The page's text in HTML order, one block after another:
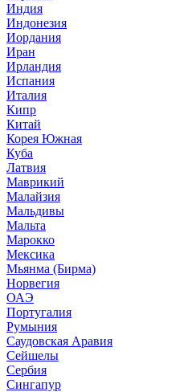
Индия
Индонезия
Иордания
Иран
Ирландия
Испания
Италия
Кипр
Китай
Корея Южная
Куба
Латвия
Маврикий
Малайзия
Мальдивы
Мальта
Марокко
Мексика
Мьянма (Бирма)
Норвегия
ОАЭ
Португалия
Румыния
Саудовская Аравия
Сейшелы
Сербия
Сингапур